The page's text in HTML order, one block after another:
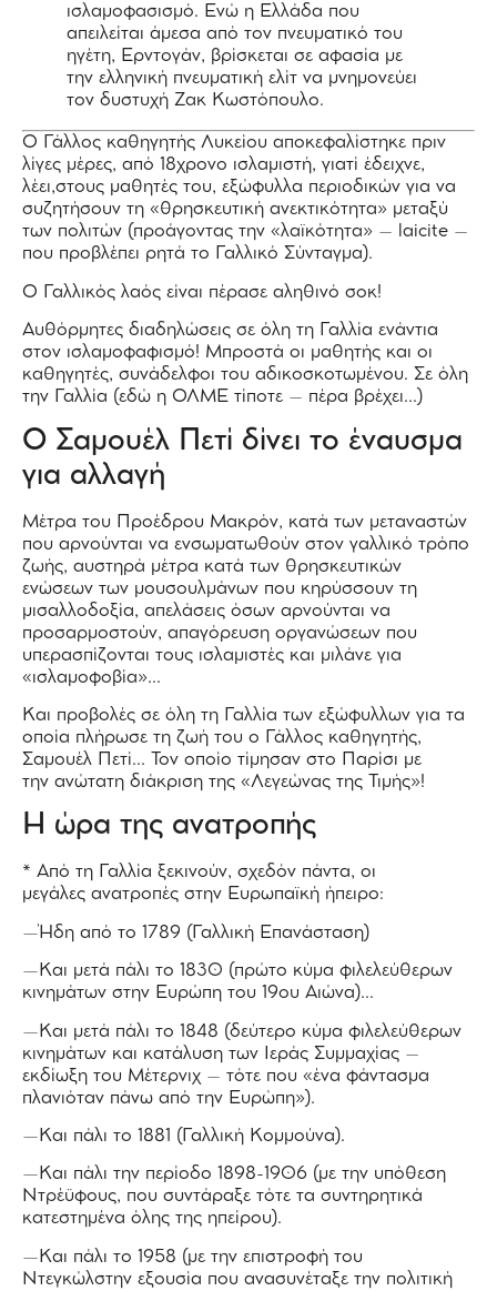
ισλαμοφασισμό. Ενώ η Ελλάδα που
απειλείται άμεσα από τον πνευματικό του
ηγέτη, Ερντογάν, βρίσκεται σε αφασία με
την ελληνική πνευματική ελίτ να μνημονεύει
τον δυστυχή Ζακ Κωστόπουλο.
Ο Γάλλος καθηγητής Λυκείου αποκεφαλίστηκε πριν
λίγες μέρες, από 18χρονο ισλαμιστή, γιατί έδειχνε,
λέει,στους μαθητές του, εξώφυλλα περιοδικών για να
συζητήσουν τη «θρησκευτική ανεκτικότητα» μεταξύ
των πολιτών (προάγοντας την «λαϊκότητα» – laicite –
που προβλέπει ρητά το Γαλλικό Σύνταγμα).
Ο Γαλλικός λαός είναι πέρασε αληθινό σοκ!
Αυθόρμητες διαδηλώσεις σε όλη τη Γαλλία ενάντια
στον ισλαμοφαφισμό! Μπροστά οι μαθητής και οι
καθηγητές, συνάδελφοι του αδικοσκοτωμένου. Σε όλη
την Γαλλία (εδώ η ΟΛΜΕ τίποτε – πέρα βρέχει…)
Ο Σαμουέλ Πετί δίνει το έναυσμα
για αλλαγή
Μέτρα του Προέδρου Μακρόν, κατά των μεταναστών
που αρνούνται να ενσωματωθούν στον γαλλικό τρόπο
ζωής, αυστηρά μέτρα κατά των θρησκευτικών
ενώσεων των μουσουλμάνων που κηρύσσουν τη
μισαλλοδοξία, απελάσεις όσων αρνούνται να
προσαρμοστούν, απαγόρευση οργανώσεων που
υπερασπίζονται τους ισλαμιστές και μιλάνε για
«ισλαμοφοβία»…
Και προβολές σε όλη τη Γαλλία των εξώφυλλων για τα
οποία πλήρωσε τη ζωή του ο Γάλλος καθηγητής,
Σαμουέλ Πετί… Τον οποίο τίμησαν στο Παρίσι με
την ανώτατη διάκριση της «Λεγεώνας της Τιμής»!
Η ώρα της ανατροπής
* Από τη Γαλλία ξεκινούν, σχεδόν πάντα, οι
μεγάλες ανατροπές στην Ευρωπαϊκή ήπειρο:
—Ήδη από το 1789 (Γαλλική Επανάσταση)
—Και μετά πάλι το 1830 (πρώτο κύμα φιλελεύθερων
κινημάτων στην Ευρώπη του 19ου Αιώνα)…
—Και μετά πάλι το 1848 (δεύτερο κύμα φιλελεύθερων
κινημάτων και κατάλυση των Ιεράς Συμμαχίας –
εκδίωξη του Μέτερνιχ – τότε που «ένα φάντασμα
πλανιόταν πάνω από την Ευρώπη»).
—Και πάλι το 1881 (Γαλλική Κομμούνα).
—Και πάλι την περίοδο 1898-1906 (με την υπόθεση
Ντρέϋφους, που συντάραξε τότε τα συντηρητικά
κατεστημένα όλης της ηπείρου).
—Και πάλι το 1958 (με την επιστροφή του
Ντεγκώλστην εξουσία που ανασυνέταξε την πολιτική